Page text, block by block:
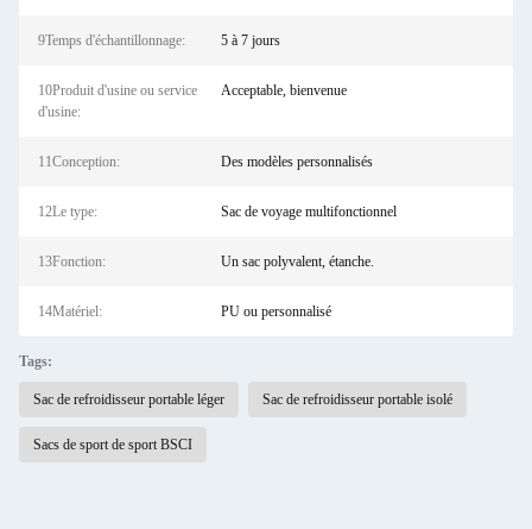
9Temps d'échantillonnage: 5 à 7 jours
10Produit d'usine ou service
d'usine:
Acceptable, bienvenue
11Conception: Des modèles personnalisés
12Le type: Sac de voyage multifonctionnel
13Fonction: Un sac polyvalent, étanche.
14Matériel: PU ou personnalisé
Tags:
Sac de refroidisseur portable léger Sac de refroidisseur portable isolé
Sacs de sport de sport BSCI